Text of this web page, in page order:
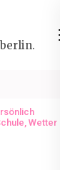
, Wetter